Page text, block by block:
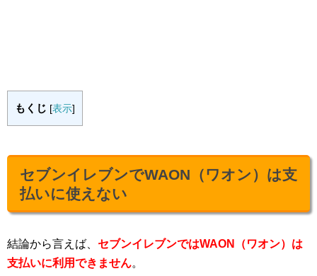
もくじ [表示]
セブンイレブンでWAON（ワオン）は支
払いに使えない
結論から言えば、 セブンイレブンではWAON（ワオン）は
支払いに利用できません。